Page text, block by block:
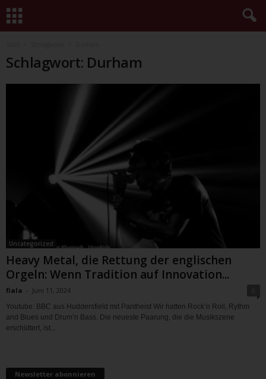
Schlagwort: Durham
Uncategorized
Heavy Metal, die Rettung der englischen
Orgeln: Wenn Tradition auf Innovation...
fiala - Juni 11, 2024
Youtube: BBC aus Huddersfield mit Pantheist Wir hatten Rock’n Roll, Rythm
and Blues und Drum’n Bass. Die neueste Paarung, die die Musikszene
erschüttert, ist...
Newsletter abonnieren